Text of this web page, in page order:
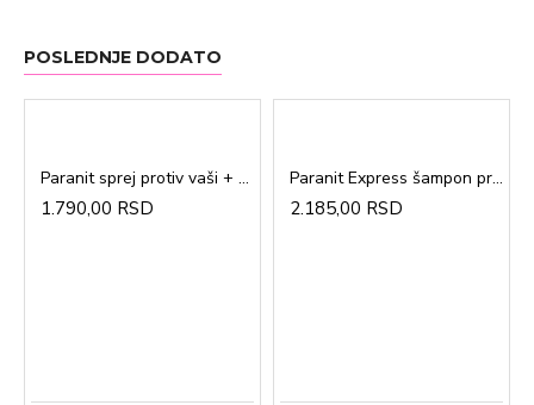
POSLEDNJE DODATO
Paranit sprej protiv vaši + češalj 100ml
1.790,00 RSD
Paranit Express šampon protiv vaši + češalj 200ml
2.185,00 RSD